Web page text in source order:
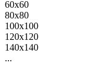
60х60
80х80
100х100
120х120
140х140
...